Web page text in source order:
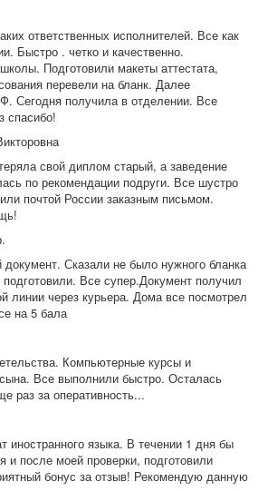
ответственных исполнителей. Все как
Быстро . четко и качественно.
Подготовили макеты аттестата,
перевели на бланк. Далее
Сегодня получила в отделении. Все
спасибо!
свой диплом старый, а заведение
по рекомендации подруги. Все шустро
почтой России заказным письмом.
Сказали не было нужного бланка
Все супер.Документ получил
линии через курьера. Дома все посмотрел
на 5 бала
Компьютерные курсы и
Все выполнили быстро. Осталась
раз за оперативность...
иностранного языка. В течении 1 дня бы
и после моей проверки, подготовили
бонус за отзыв! Рекомендую данную